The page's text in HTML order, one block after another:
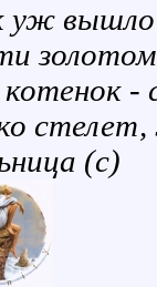
уж вышло
-
(с)